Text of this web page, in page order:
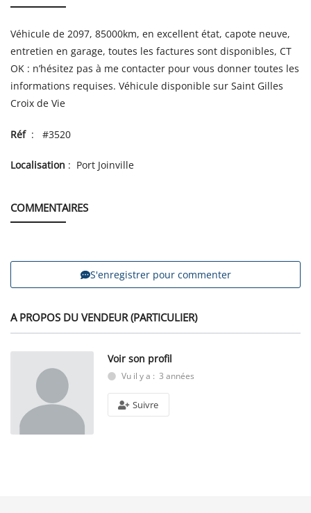
Véhicule de 2097, 85000km, en excellent état, capote neuve,
entretien en garage, toutes les factures sont disponibles, CT
OK : n’hésitez pas à me contacter pour vous donner toutes les
informations requises. Véhicule disponible sur Saint Gilles
Croix de Vie
Réf: #3520
Localisation : Port Joinville
COMMENTAIRES
S'enregistrer pour commenter
A PROPOS DU VENDEUR (PARTICULIER)
Voir son profil
Vu il y a : 3 années
Suivre